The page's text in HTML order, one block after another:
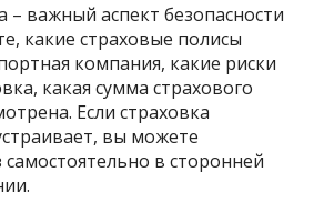
– важный аспект безопасности
какие страховые полисы
компания, какие риски
какая сумма страхового
Если страховка
вы можете
самостоятельно в сторонней